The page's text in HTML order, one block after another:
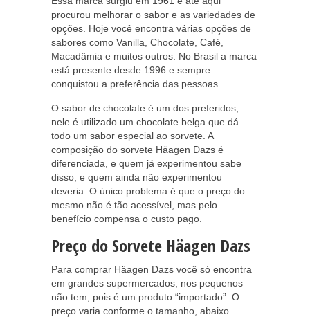
procurou melhorar o sabor e as variedades de
opções. Hoje você encontra várias opções de
sabores como Vanilla, Chocolate, Café,
Macadâmia e muitos outros. No Brasil a marca
está presente desde 1996 e sempre
conquistou a preferência das pessoas.
O sabor de chocolate é um dos preferidos,
nele é utilizado um chocolate belga que dá
todo um sabor especial ao sorvete. A
composição do sorvete Häagen Dazs é
diferenciada, e quem já experimentou sabe
disso, e quem ainda não experimentou
deveria. O único problema é que o preço do
mesmo não é tão acessível, mas pelo
benefício compensa o custo pago.
Preço do Sorvete Häagen Dazs
Para comprar Häagen Dazs você só encontra
em grandes supermercados, nos pequenos
não tem, pois é um produto “importado”. O
preço varia conforme o tamanho, abaixo